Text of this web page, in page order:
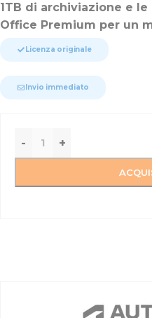
1TB di archiviazione e
Office Premium per un
Licenza originale
Invio immediato
- +